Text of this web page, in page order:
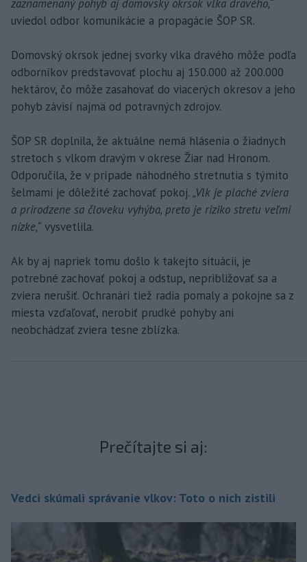
zaznamenaný pohyb aj domovský okrsok vlka dravého,“
uviedol odbor komunikácie a propagácie ŠOP SR.
Domovský okrsok jednej svorky vlka dravého môže podľa
odborníkov predstavovať plochu aj 150.000 až 200.000
hektárov, čo môže zasahovať do viacerých okresov a jeho
pohyb závisí najmä od potravných zdrojov.
ŠOP SR doplnila, že aktuálne nemá hlásenia o žiadnych
stretoch s vlkom dravým v okrese Žiar nad Hronom.
Odporučila, že v prípade náhodného stretnutia s týmito
šelmami je dôležité zachovať pokoj. „Vlk je plaché zviera
a prirodzene sa človeku vyhýba, preto je riziko stretu veľmi
nízke,“ vysvetlila.
Ak by aj napriek tomu došlo k takejto situácii, je
potrebné zachovať pokoj a odstup, nepribližovať sa a
zviera nerušiť. Ochranári tiež radia pomaly a pokojne sa z
miesta vzďaľovať, nerobiť prudké pohyby ani
neobchádzať zviera tesne zblízka.
Prečítajte si aj:
Vedci skúmali správanie vlkov: Toto o nich zistili